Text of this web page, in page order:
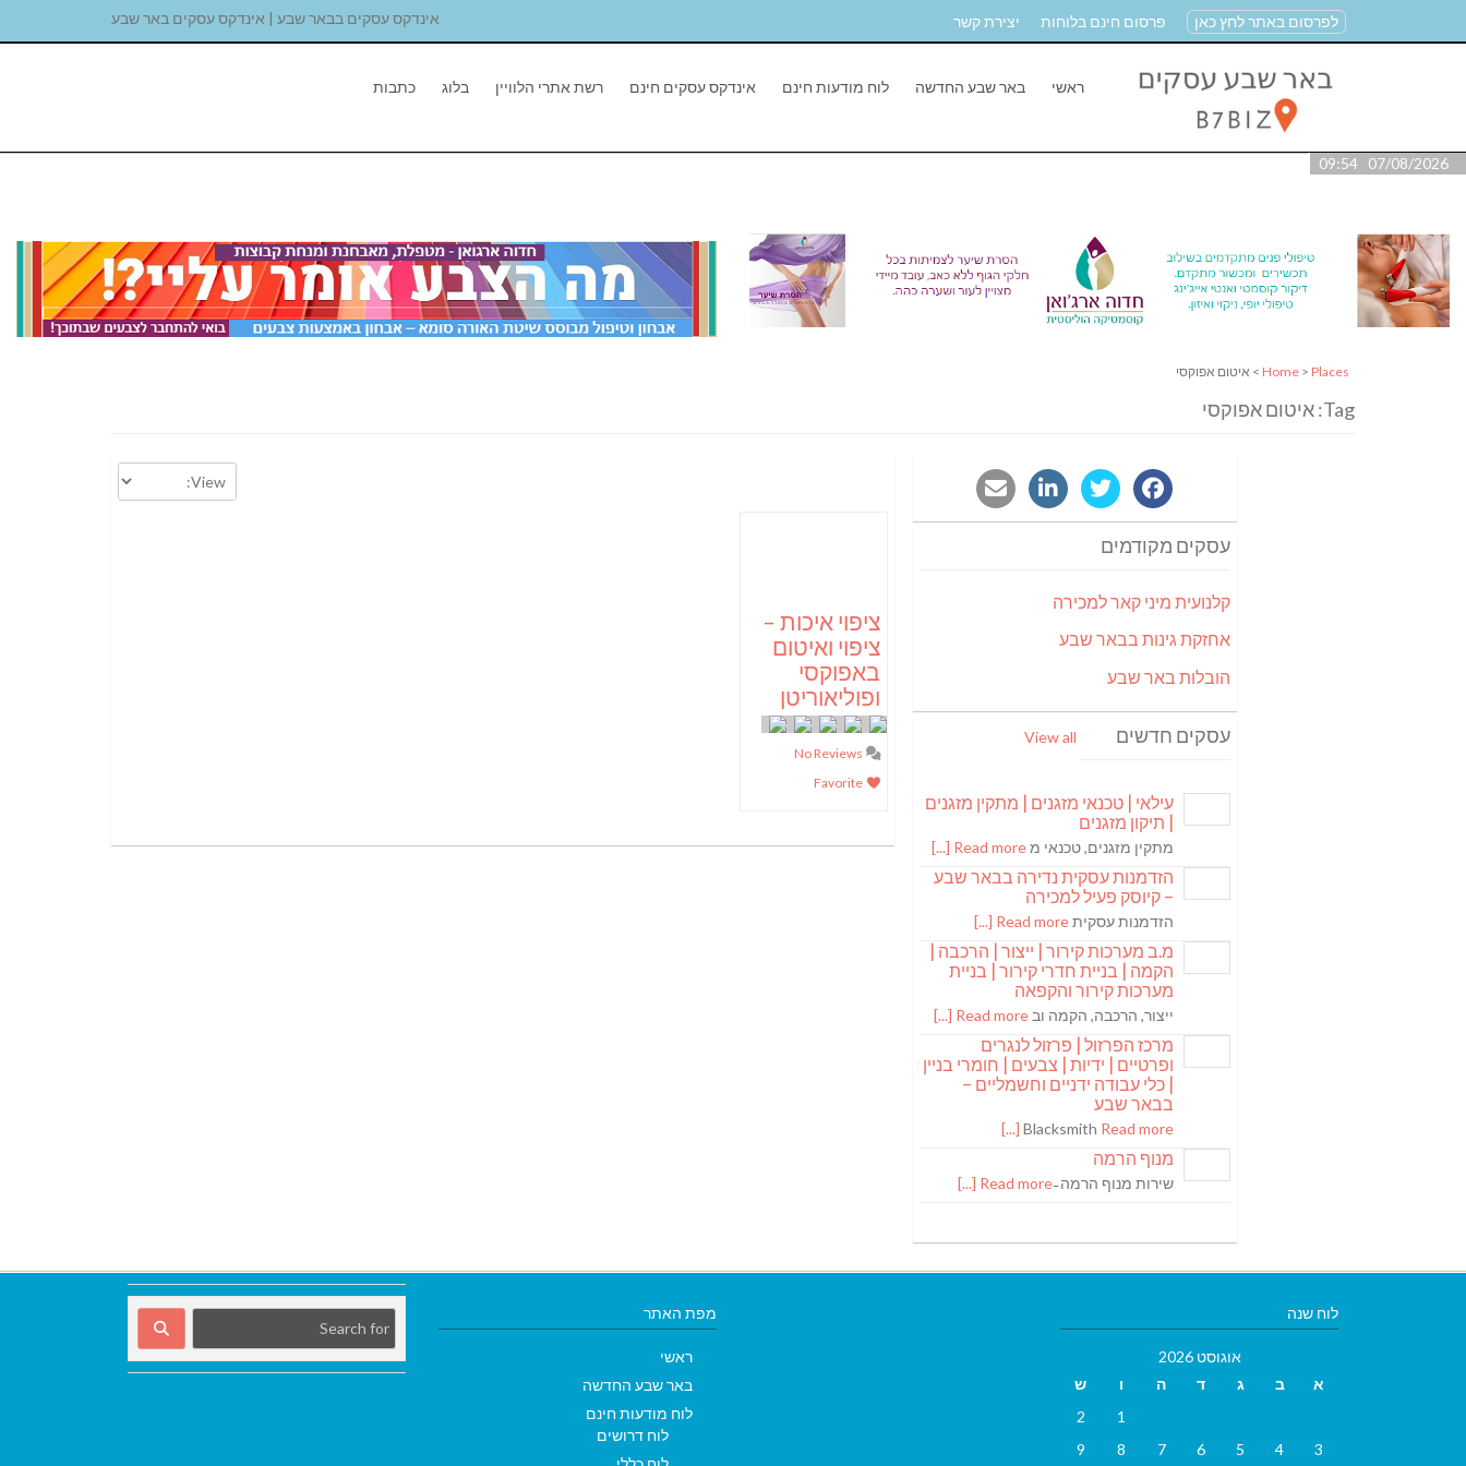
אינדקס עסקים בבאר שבע | אינדקס עסקים באר שבע לפרסום באתר לחץ כאן פרסום חינם בלוחות יצירת קשר
ראשי באר שבע החדשה לוח מודעות חינם אינדקס עסקים חינם רשת אתרי הלוויין בלוג כתבות
07/08/2026 09:54
Home > Places > איטום אפוקסי
Tag: איטום אפוקסי
ציפוי איכות –
ציפוי ואיטום
באפוקסי
ופוליאוריטן
עסקים מקודמים
קלנועית מיני קאר למכירה
אחזקת גינות בבאר שבע
הובלות באר שבע
עסקים חדשים View all
עילאי | טכנאי מזגנים | מתקין מזגנים
| תיקון מזגנים
מתקין מזגנים, טכנאי מRead more [...]
הזדמנות עסקית נדירה בבאר שבע
– קיוסק פעיל למכירה
הזדמנות עסקיתRead more [...]
מ.ב מערכות קירור | ייצור | הרכבה |
הקמה | בניית חדרי קירור | בניית
מערכות קירור והקפאה
ייצור, הרכבה, הקמה וב Read more [...]
מרכז הפרזול | פרזול לנגרים
ופרטיים | ידיות | צבעים | חומרי בניין
| כלי עבודה ידניים וחשמליים –
בבאר שבע
Blacksmith Read more [...]
מנוף הרמה
שירות מנוף הרמה ̵Read more [...]
מפת האתר
ראשי
באר שבע החדשה
לוח מודעות חינם
לוח דרושים
לוח שנה
אוגוסט 2026
א
ב ג ד ה ו
ש
1
2
3
4
5
6
7
8
9